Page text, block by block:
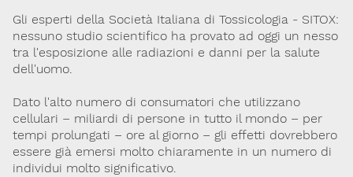
Gli esperti della Società Italiana di Tossicologia - SITOX:
nessuno studio scientifico ha provato ad oggi un nesso
tra l'esposizione alle radiazioni e danni per la salute
dell'uomo.
Dato l'alto numero di consumatori che utilizzano
cellulari – miliardi di persone in tutto il mondo – per
tempi prolungati – ore al giorno – gli effetti dovrebbero
essere già emersi molto chiaramente in un numero di
individui molto significativo.
Link utili
Lavoro e Studio Blog English
Cookie Policy Privacy Policy Archivio